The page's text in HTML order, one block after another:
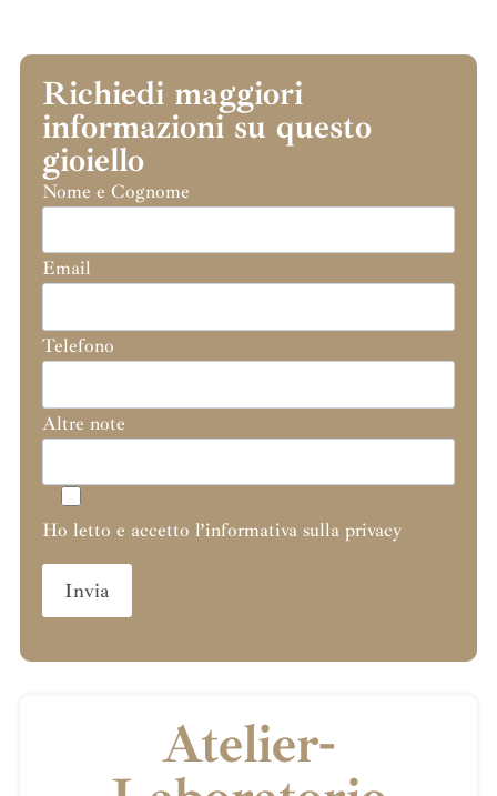
Richiedi maggiori
informazioni su questo
gioiello
Nome e Cognome
Email
Telefono
Altre note
Ho letto e accetto l’informativa sulla privacy
Atelier-